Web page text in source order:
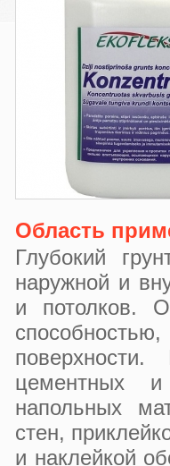
Область
Глубокий
наружной и
и потолков.
цементных и
напольных
стен,
и наклейкой